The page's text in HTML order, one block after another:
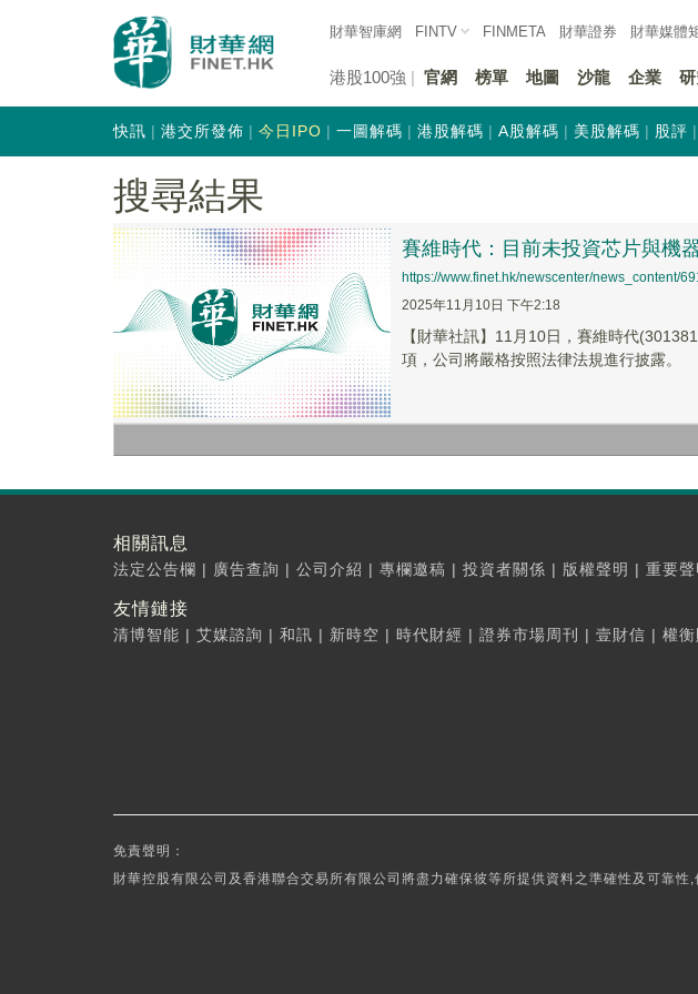
財華智庫網 FINTV FINMETA 財華證券 財華媒體
港股100強 官網 榜單 地圖 沙龍 企業
快訊 港交所發佈 今日IPO 一圖解碼 港股解碼 A股解碼 美股解碼 股評
搜尋結果
賽維時代：目前未投資芯片與機
https://www.finet.hk/newscenter/news_content/
2025年11月10日 下午2:18
【財華社訊】11月10日，賽維時代
項，公司將嚴格按照法律法規進行披露。
相關訊息
法定公告欄 | 廣告查詢 | 公司介紹 | 專欄邀稿 | 投資者關係 | 版權聲明 | 重要聲
友情鏈接
清博智能 | 艾媒諮詢 | 和訊 | 新時空 | 時代財經 | 證券市場周刊 | 壹財信 | 權衡
免責聲明：
財華控股有限公司及香港聯合交易所有限公司將盡力確保彼等所提供資料之準確性及可靠